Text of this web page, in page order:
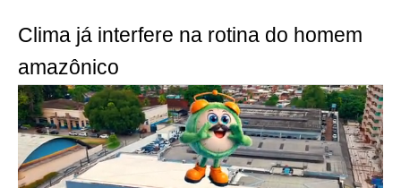
Clima já interfere na rotina do homem
amazônico